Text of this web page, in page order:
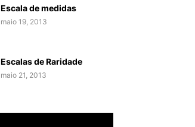
Escala de medidas
maio 19, 2013
Escalas de Raridade
maio 21, 2013